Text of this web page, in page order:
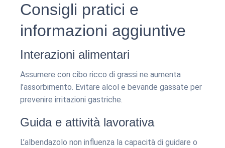
Consigli pratici e
informazioni aggiuntive
Interazioni alimentari
Assumere con cibo ricco di grassi ne aumenta
l’assorbimento. Evitare alcol e bevande gassate per
prevenire irritazioni gastriche.
Guida e attività lavorativa
L’albendazolo non influenza la capacità di guidare o